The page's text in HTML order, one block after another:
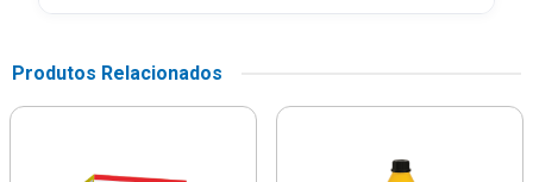
Produtos Relacionados